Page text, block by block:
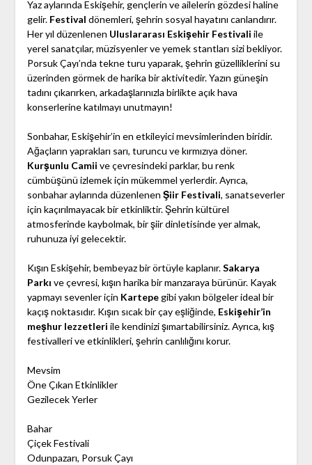
Yaz aylarında Eskişehir, gençlerin ve ailelerin gözdesi haline
gelir. Festival dönemleri, şehrin sosyal hayatını canlandırır.
Her yıl düzenlenen Uluslararası Eskişehir Festivali ile
yerel sanatçılar, müzisyenler ve yemek stantları sizi bekliyor.
Porsuk Çayı’nda tekne turu yaparak, şehrin güzelliklerini su
üzerinden görmek de harika bir aktivitedir. Yazın güneşin
tadını çıkarırken, arkadaşlarınızla birlikte açık hava
konserlerine katılmayı unutmayın!
Sonbahar, Eskişehir’in en etkileyici mevsimlerinden biridir.
Ağaçların yaprakları sarı, turuncu ve kırmızıya döner.
Kurşunlu Camii ve çevresindeki parklar, bu renk
cümbüşünü izlemek için mükemmel yerlerdir. Ayrıca,
sonbahar aylarında düzenlenen Şiir Festivali, sanatseverler
için kaçırılmayacak bir etkinliktir. Şehrin kültürel
atmosferinde kaybolmak, bir şiir dinletisinde yer almak,
ruhunuza iyi gelecektir.
Kışın Eskişehir, bembeyaz bir örtüyle kaplanır.Sakarya
Parkı ve çevresi, kışın harika bir manzaraya bürünür. Kayak
yapmayı sevenler için Kartepegibi yakın bölgeler ideal bir
kaçış noktasıdır. Kışın sıcak bir çay eşliğinde, Eskişehir’in
meşhur lezzetleri ile kendinizi şımartabilirsiniz. Ayrıca, kış
festivalleri ve etkinlikleri, şehrin canlılığını korur.
Mevsim
Öne Çıkan Etkinlikler
Gezilecek Yerler
Bahar
Çiçek Festivali
Odunpazarı, Porsuk Çayı